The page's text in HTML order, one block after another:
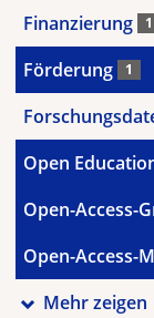
Finanzierung 1
Förderung 1
Open
Open-Access-
Open-Access-
Mehr zeigen